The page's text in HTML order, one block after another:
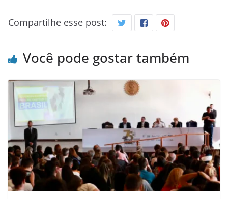
Compartilhe esse post:
Você pode gostar também